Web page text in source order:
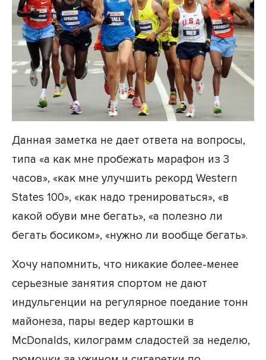
Данная заметка не дает ответа на вопросы,
типа «а как мне пробежать марафон из 3
часов», «как мне улучшить рекорд Western
States 100», «как надо тренироваться», «в
какой обуви мне бегать», «а полезно ли
бегать босиком», «нужно ли вообще бегать».
Хочу напомнить, что никакие более-менее
серьезные занятия спортом не дают
индульгенции на регулярное поедание тонн
майонеза, пары ведер картошки в
McDonalds, килограмм сладостей за неделю,